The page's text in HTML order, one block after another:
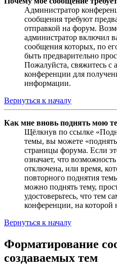
Администратор
сообщения требуют
отправкой на форум.
администратор включил
сообщения которых, по
быть предварительно
Пожалуйста, свяжитесь с
конференции для
информации.
Вернуться к началу
Как мне вновь поднять мою
Щёлкнув по ссылке
темы, вы можете
страницы форума. Если
означает, что
отключена, или время,
повторного поднятия
можно поднять тему,
удостоверьтесь, что тем
конференции, на которой
Вернуться к началу
Форматирование
создаваемых тем